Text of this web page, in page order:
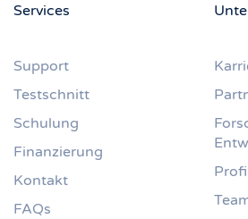
Services
Support
Testschnitt
Schulung
Finanzierung
Kontakt
FAQs